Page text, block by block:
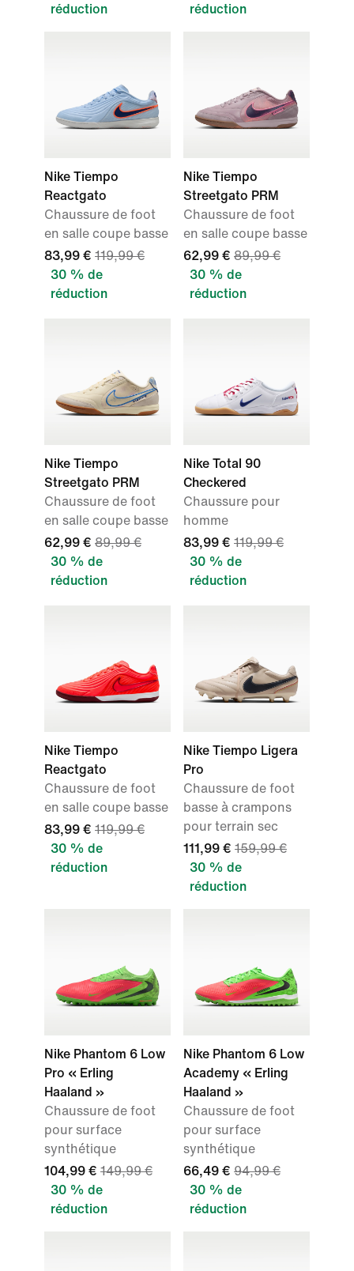
réduction
réduction
Nike Tiempo
Reactgato
Chaussure de foot
en salle coupe basse
83,99 € 119,99 €
30 % de
réduction
Nike Tiempo
Streetgato PRM
Chaussure de foot
en salle coupe basse
62,99 € 89,99 €
30 % de
réduction
Nike Tiempo
Streetgato PRM
Chaussure de foot
en salle coupe basse
62,99 € 89,99 €
30 % de
réduction
Nike Total 90
Checkered
Chaussure pour
homme
83,99 € 119,99 €
30 % de
réduction
Nike Tiempo
Reactgato
Chaussure de foot
en salle coupe basse
83,99 € 119,99 €
30 % de
réduction
Nike Tiempo Ligera
Pro
Chaussure de foot
basse à crampons
pour terrain sec
111,99 € 159,99 €
30 % de
réduction
Nike Phantom 6 Low
Pro « Erling
Haaland »
Chaussure de foot
pour surface
synthétique
104,99 € 149,99 €
30 % de
réduction
Nike Phantom 6 Low
Academy « Erling
Haaland »
Chaussure de foot
pour surface
synthétique
66,49 € 94,99 €
30 % de
réduction